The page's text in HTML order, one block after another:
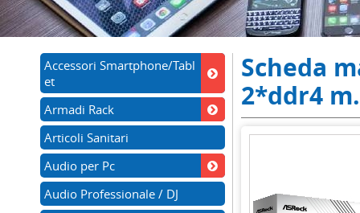
Scheda
2*ddr4
Accessori Smartphone/Tabl
et
Armadi Rack
Articoli Sanitari
Audio per Pc
Audio Professionale / DJ